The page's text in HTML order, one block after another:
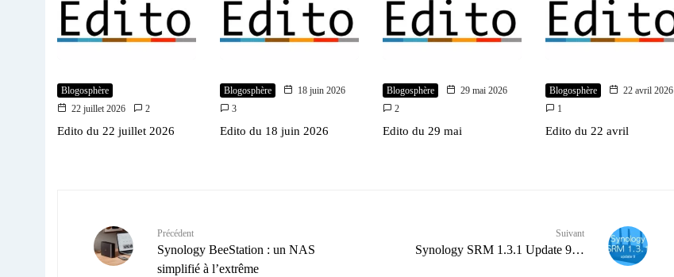
Blogosphère
22 juillet 2026
2
Edito du 22 juillet 2026
Blogosphère
18 juin 2026
3
Edito du 18 juin 2026
Blogosphère
29 mai 2026
2
Edito du 29 mai
Blogosphère
22 avril 2026
1
Edito du 22 avril
Précédent
Synology BeeStation : un NAS
simplifié à l’extrême
Suivant
Synology SRM 1.3.1 Update 9…